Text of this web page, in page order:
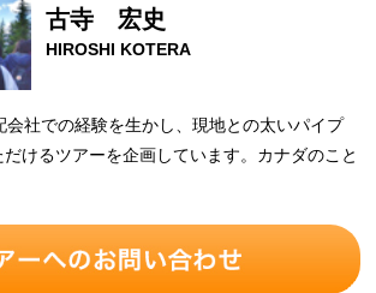
古寺 宏史
HIROSHI KOTERA
会社での経験を生かし、現地との太いパイプ
けるツアーを企画しています。カナダのこと